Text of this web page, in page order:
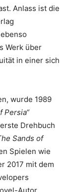
Anlass ist die
Werk über
in einer sich
wurde 1989
Persia“
Drehbuch
Sands of
Spielen wie
2017 mit dem